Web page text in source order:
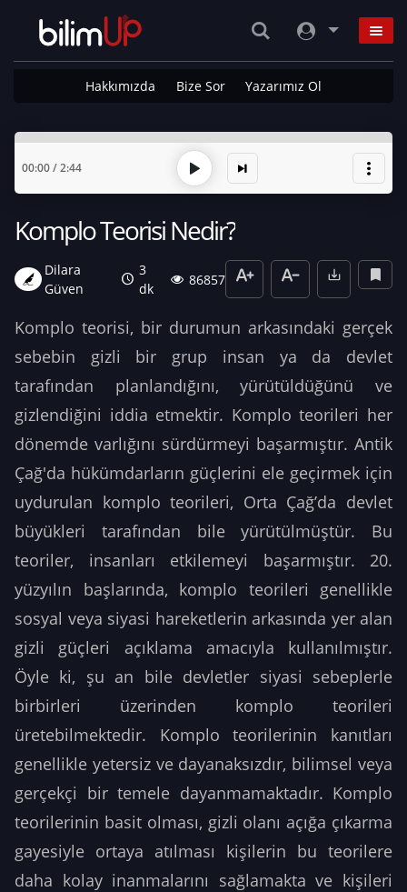
Hakkımızda Bize Sor Yazarımız Ol
00:00/2:44
Komplo Teorisi Nedir?
Dilara
Güven
3
dk
86857
Komplo teorisi, bir durumun arkasındaki gerçek
sebebin gizli bir grup insan ya da devlet
tarafından planlandığını, yürütüldüğünü ve
gizlendiğini iddia etmektir. Komplo teorileri her
dönemde varlığını sürdürmeyi başarmıştır. Antik
Çağ'da hükümdarların güçlerini ele geçirmek için
uydurulan komplo teorileri, Orta Çağ’da devlet
büyükleri tarafından bile yürütülmüştür. Bu
teoriler, insanları etkilemeyi başarmıştır. 20.
yüzyılın başlarında, komplo teorileri genellikle
sosyal veya siyasi hareketlerin arkasında yer alan
gizli güçleri açıklama amacıyla kullanılmıştır.
Öyle ki, şu an bile devletler siyasi sebeplerle
birbirleri üzerinden komplo teorileri
üretebilmektedir. Komplo teorilerinin kanıtları
genellikle yetersiz ve dayanaksızdır, bilimsel veya
gerçekçi bir temele dayanmamaktadır. Komplo
teorilerinin basit olması, gizli olanı açığa çıkarma
gayesiyle ortaya atılması kişilerin bu teorilere
daha kolay inanmalarını sağlamakta ve kişileri